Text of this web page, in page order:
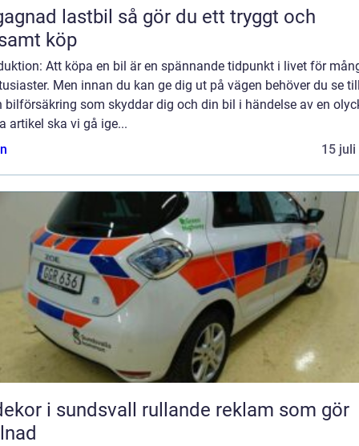
lastbil så gör du ett tryggt och
köp
Att köpa en bil är en spännande tidpunkt i livet för
Men innan du kan ge dig ut på vägen behöver du se
bilförsäkring som skyddar dig och din bil i händelse av en
artikel ska vi gå ige...
15 juli
sundsvall rullande reklam som gör